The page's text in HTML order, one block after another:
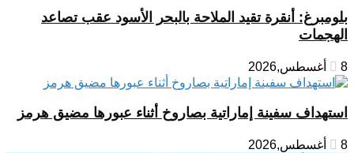
بلومبرغ: أنقرة تقيد الملاحة بالبحر الأسود عقب تصاعد
الهجمات
8 أغسطس,2026
استهداف سفينة إماراتية بصاروخ أثناء عبورها مضيق هرمز
8 أغسطس,2026